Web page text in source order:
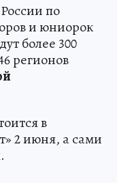
по
и юниорок
более 300
регионов
в
2 июня, а сами